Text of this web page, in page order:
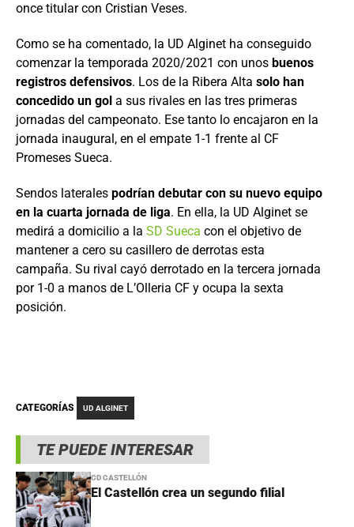
TE PUEDE INTERESAR
CD CASTELLÓN
El Castellón crea un segundo filial
once titular con Cristian Veses.
Como se ha comentado, la UD Alginet ha conseguido
comenzar la temporada 2020/2021 con unos buenos
registros defensivos. Los de la Ribera Alta solo han
concedido un gol a sus rivales en las tres primeras
jornadas del campeonato. Ese tanto lo encajaron en la
jornada inaugural, en el empate 1-1 frente al CF
Promeses Sueca.
Sendos laterales podrían debutar con su nuevo equipo
en la cuarta jornada de liga. En ella, la UD Alginet se
medirá a domicilio a la SD Sueca con el objetivo de
mantener a cero su casillero de derrotas esta
campaña. Su rival cayó derrotado en la tercera jornada
por 1-0 a manos de L’Olleria CF y ocupa la sexta
posición.
CATEGORÍAS UD ALGINET